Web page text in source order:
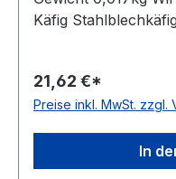
Käfig
21,62 €*
Preise inkl. MwSt. zzgl.
In